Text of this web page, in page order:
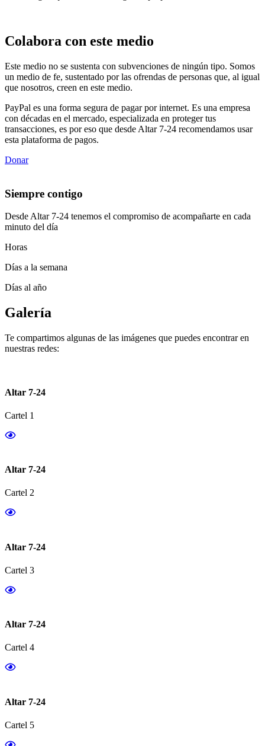
Colabora con este medio
Este medio no se sustenta con subvenciones de ningún tipo. Somos
un medio de fe, sustentado por las ofrendas de personas que, al igual
que nosotros, creen en este medio.
PayPal es una forma segura de pagar por internet. Es una empresa
con décadas en el mercado, especializada en proteger tus
transacciones, es por eso que desde Altar 7-24 recomendamos usar
esta plataforma de pagos.
Donar
Siempre contigo
Desde Altar 7-24 tenemos el compromiso de acompañarte en cada
minuto del día
Horas
Días a la semana
Días al año
Galería
Te compartimos algunas de las imágenes que puedes encontrar en
nuestras redes:
Altar 7-24
Cartel 1
Altar 7-24
Cartel 2
Altar 7-24
Cartel 3
Altar 7-24
Cartel 4
Altar 7-24
Cartel 5